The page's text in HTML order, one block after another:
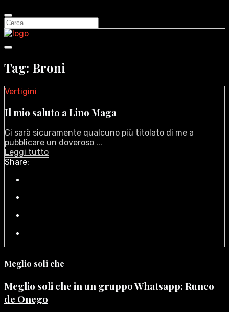
Tag: Broni
Vertigini
Il mio saluto a Lino Maga
Ci sarà sicuramente qualcuno più titolato di me a
pubblicare un doveroso ...
Leggi tutto
Share:
Meglio soli che
Meglio soli che in un gruppo Whatsapp: Runco
de Onego